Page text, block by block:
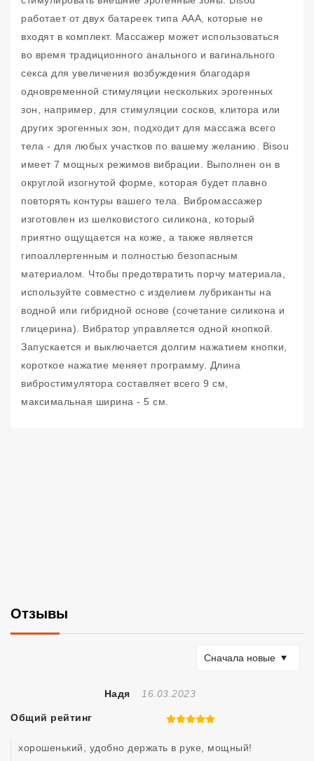
работает от двух батареек типа ААА, которые не
входят в комплект. Массажер может использоваться
во время традиционного анального и вагинального
секса для увеличения возбуждения благодаря
одновременной стимуляции нескольких эрогенных
зон, например, для стимуляции сосков, клитора или
других эрогенных зон, подходит для массажа всего
тела - для любых участков по вашему желанию. Bisou
имеет 7 мощных режимов вибрации. Выполнен он в
округлой изогнутой форме, которая будет плавно
повторять контуры вашего тела. Вибромассажер
изготовлен из шелковистого силикона, который
приятно ощущается на коже, а также является
гипоаллергенным и полностью безопасным
материалом. Чтобы предотвратить порчу материала,
используйте совместно с изделием лубриканты на
водной или гибридной основе (сочетание силикона и
глицерина). Вибратор управляется одной кнопкой.
Запускается и выключается долгим нажатием кнопки,
короткое нажатие меняет программу. Длина
вибростимулятора составляет всего 9 см,
максимальная ширина - 5 см.
Отзывы
Сортировать по
Сначала новые
Надя Отзыв Создан
16.03.2023
Общий рейтинг 5 из 5
хорошенький, удобно держать в руке, мощный!